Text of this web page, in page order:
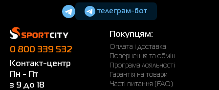
телеграм-бот
0 800 339 532
Контакт-центр
Пн - Пт
з 9 до 18
Покупцям:
Оплата і доставка
Повернення та обмін
Програма лояльності
Гарантія на товари
Часті питання (FAQ)